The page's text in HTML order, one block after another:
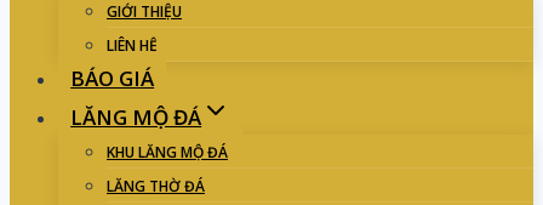
GIỚI THIỆU
LIÊN HỆ
BÁO GIÁ
LĂNG MỘ ĐÁ
KHU LĂNG MỘ ĐÁ
LĂNG THỜ ĐÁ